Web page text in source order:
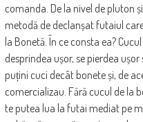
comanda. De la nivel de pluton
metodă de declanșat futaiul
la Bonetă. În ce consta ea?
desprindea ușor, se pierdea
puțini cuci decât bonete și, de
comercializau. Fără cucul de la
te putea lua la futai mediat pe